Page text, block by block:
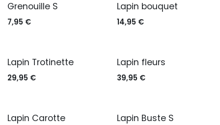
Épuisé
Grenouille S
7,95 €
Lapin bouquet
14,95€
Lapin Trotinette
29,95 €
Lapin fleurs
39,95€
Lapin Carotte Lapin Buste S